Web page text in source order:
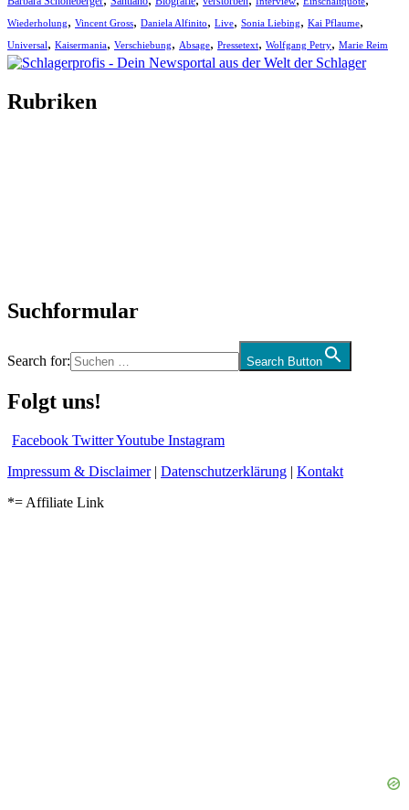
Wiederholung, Vincent Gross, Daniela Alfinito, Live, Sonia Liebing, Kai Pflaume,
Universal, Kaisermania, Verschiebung, Absage, Pressetext, Wolfgang Petry, Marie Reim
Rubriken
Suchformular
Search for: Search Button
Folgt uns!
Facebook TwitterYoutube Instagram
Impressum & Disclaimer| Datenschutzerklärung | Kontakt
*= Affiliate Link